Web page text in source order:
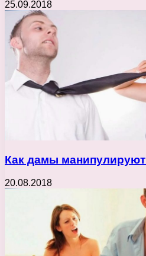
25.09.2018
Как дамы
20.08.2018